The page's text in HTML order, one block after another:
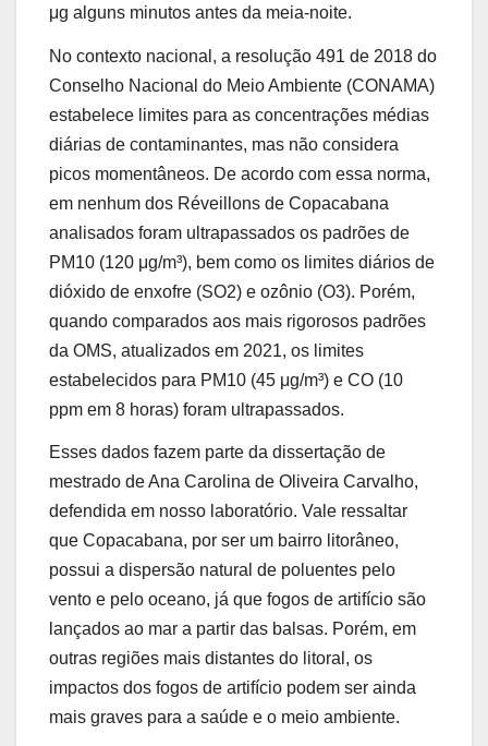
μg alguns minutos antes da meia-noite.
No contexto nacional, a resolução 491 de 2018 do
Conselho Nacional do Meio Ambiente (CONAMA)
estabelece limites para as concentrações médias
diárias de contaminantes, mas não considera
picos momentâneos. De acordo com essa norma,
em nenhum dos Réveillons de Copacabana
analisados ​​foram ultrapassados ​​os padrões de
PM10 (120 μg/m³), bem como os limites diários de
dióxido de enxofre (SO2) e ozônio (O3). Porém,
quando comparados aos mais rigorosos padrões
da OMS, atualizados em 2021, os limites
estabelecidos para PM10 (45 μg/m³) e CO (10
ppm em 8 horas) foram ultrapassados.
Esses dados fazem parte da dissertação de
mestrado de Ana Carolina de Oliveira Carvalho,
defendida em nosso laboratório. Vale ressaltar
que Copacabana, por ser um bairro litorâneo,
possui a dispersão natural de poluentes pelo
vento e pelo oceano, já que fogos de artifício são
lançados ao mar a partir das balsas. Porém, em
outras regiões mais distantes do litoral, os
impactos dos fogos de artifício podem ser ainda
mais graves para a saúde e o meio ambiente.